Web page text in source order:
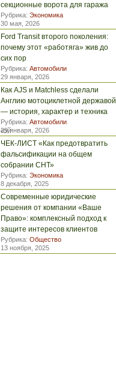
секционные ворота для гаража
Рубрика: Экономика
30 мая, 2026
Ford Transit второго поколения:
почему этот «работяга» жив до
сих пор
Рубрика: Автомобили
29 января, 2026
Как AJS и Matchless сделали
Англию мотоциклетной державой
— история, характер и техника
Рубрика: Автомобили
29 января, 2026
ЧЕК-ЛИСТ «Как предотвратить
фальсификации на общем
собрании СНТ»
Рубрика: Экономика
8 декабря, 2025
Современные юридические
решения от компании «Ваше
Право»: комплексный подход к
защите интересов клиентов
Рубрика: Общество
13 ноября, 2025